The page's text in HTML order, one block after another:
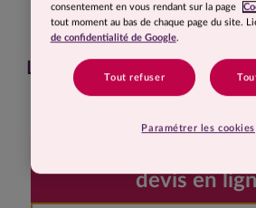
Le plus valorisant, c’est
trou dans sa
devis en
consentement en vous rendant sur la page
tout moment au bas de chaque page du site.
de confidentialité de Google.
Tout refuser
Paramétrer les cookies